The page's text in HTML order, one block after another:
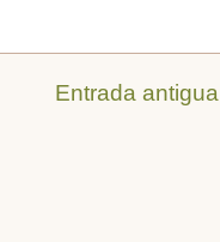
Entrada antigua